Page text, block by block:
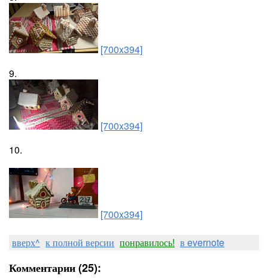
[700x394]
9.
[700x394]
10.
[700x394]
вверх^ к полной версии понравилось! в evernote
Комментарии (25):